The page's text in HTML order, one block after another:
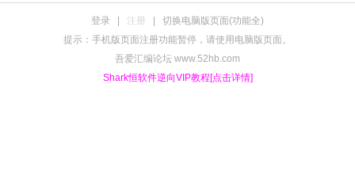
登录 注册
切换电脑版页面(功能全)
提示：手机版页面注册功能暂停，请使用电脑版页面。
吾爱汇编论坛 www.52hb.com
Shark恒软件逆向VIP教程[点击详情]